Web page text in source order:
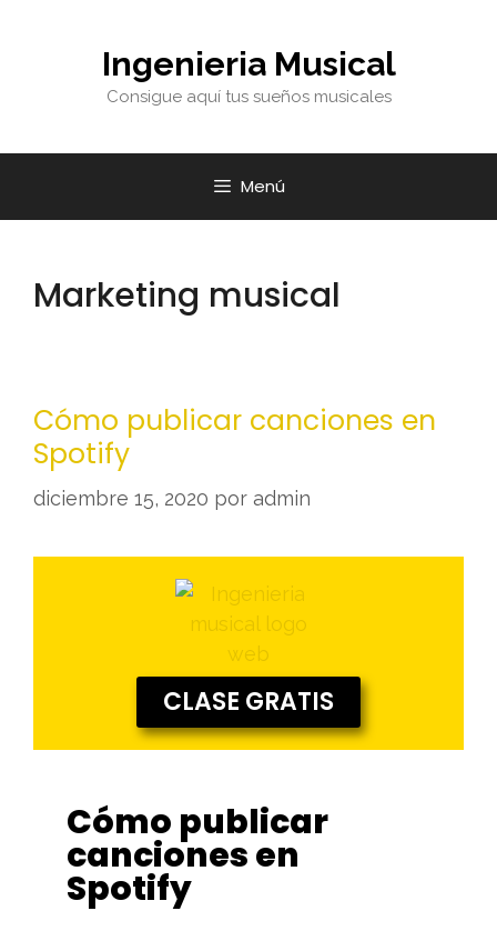
Ingenieria Musical
Consigue aquí tus sueños musicales
Menú
Marketing musical
Cómo publicar canciones en
Spotify
diciembre 15, 2020 por admin
CLASE GRATIS
Cómo publicar
canciones en
Spotify